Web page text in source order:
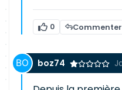
0 Commenter
boz74